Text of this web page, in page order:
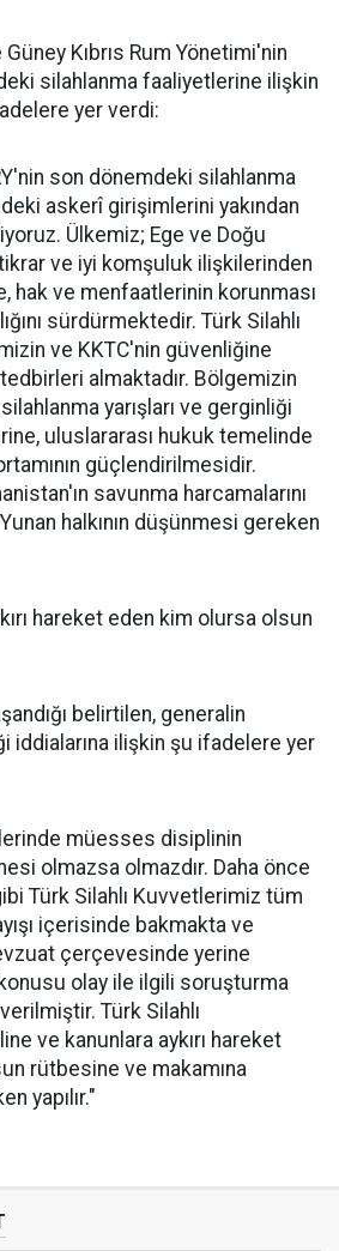
Kıbrıs Rum Yönetimi'nin
silahlanma faaliyetlerine ilişkin
yer verdi:
son dönemdeki silahlanma
askerî girişimlerini yakından
Ülkemiz; Ege ve Doğu
ve iyi komşuluk ilişkilerinden
hak ve menfaatlerinin korunması
sürdürmektedir. Türk Silahlı
ve KKTC'nin güvenliğine
almaktadır. Bölgemizin
yarışları ve gerginliği
uluslararası hukuk temelinde
güçlendirilmesidir.
savunma harcamalarını
halkının düşünmesi gereken
hareket eden kim olursa olsun
belirtilen, generalin
iddialarına ilişkin şu ifadelere yer
müesses disiplinin
olmazsa olmazdır. Daha önce
Türk Silahlı Kuvvetlerimiz tüm
içerisinde bakmakta ve
çerçevesinde yerine
olay ile ilgili soruşturma
Türk Silahlı
ve kanunlara aykırı hareket
rütbesine ve makamına
yapılır."